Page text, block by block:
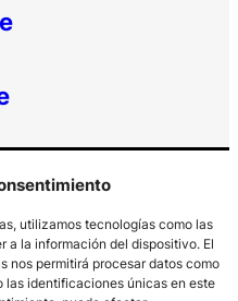
utilizamos tecnologías como las
a la información del dispositivo. El
nos permitirá procesar datos como
las identificaciones únicas en este